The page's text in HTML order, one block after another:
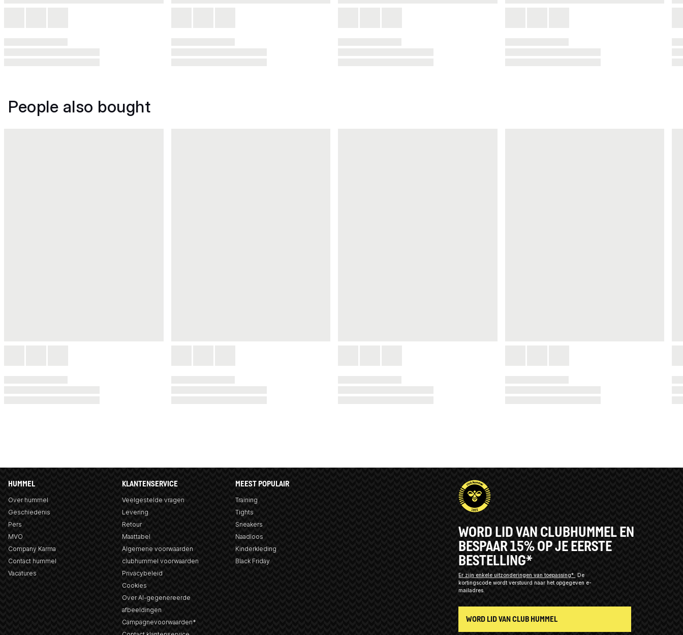
People also bought
HUMMEL
Over hummel
Geschiedenis
Pers
MVO
Company Karma
Contact hummel
Vacatures
KLANTENSERVICE
Veelgestelde vragen
Levering
Retour
Maattabel
Algemene voorwaarden
clubhummel voorwaarden
Privacybeleid
Cookies
Over AI-gegenereerde
afbeeldingen
Campagnevoorwaarden*
MEEST POPULAIR
Training
Tights
Sneakers
Naadloos
Kinderkleding
Black Friday
WORD LID VAN CLUBHUMMEL EN
BESPAAR 15% OP JE EERSTE
BESTELLING*
Er zijn enkele uitzonderingen van toepassing*
De
kortingscode wordt verstuurd naar het opgegeven e-
mailadres.
WORD LID VAN CLUB HUMMEL